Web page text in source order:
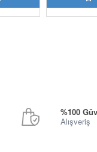
%100
Alışveriş